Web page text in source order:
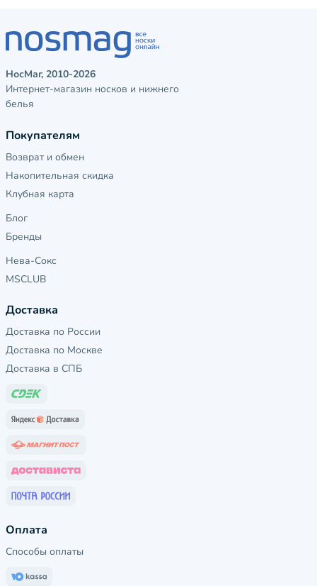
НосМаг, 2010-2026
Интернет-магазин носков и нижнего
белья
Покупателям
Возврат и обмен
Накопительная скидка
Клубная карта
Блог
Бренды
Нева-Сокс
MSCLUB
Доставка
Доставка по России
Доставка по Москве
Доставка в СПБ
Оплата
Способы оплаты